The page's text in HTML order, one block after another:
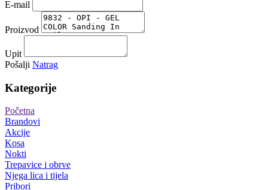
E-mail
Proizvod
Upit
Pošalji Natrag
Kategorije
Početna
Brandovi
Akcije
Kosa
Nokti
Trepavice i obrve
Njega lica i tijela
Pribori